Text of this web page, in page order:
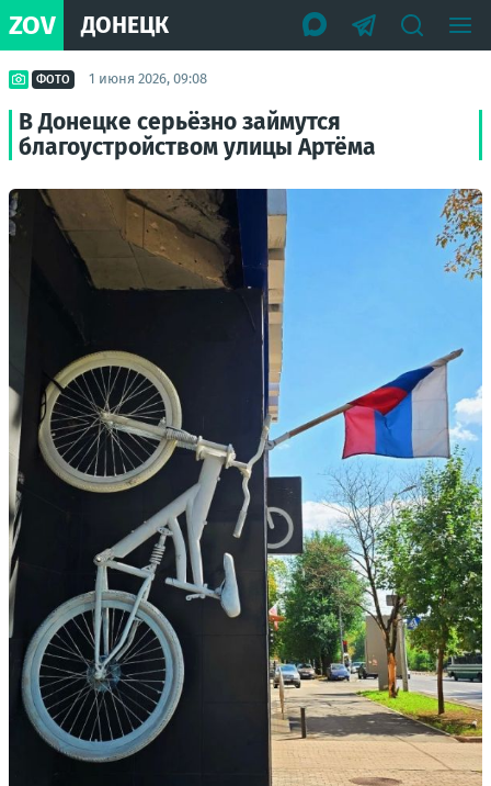
ZOV ДОНЕЦК
ФОТО 1 июня 2026, 09:08
В Донецке серьёзно займутся
благоустройством улицы Артёма